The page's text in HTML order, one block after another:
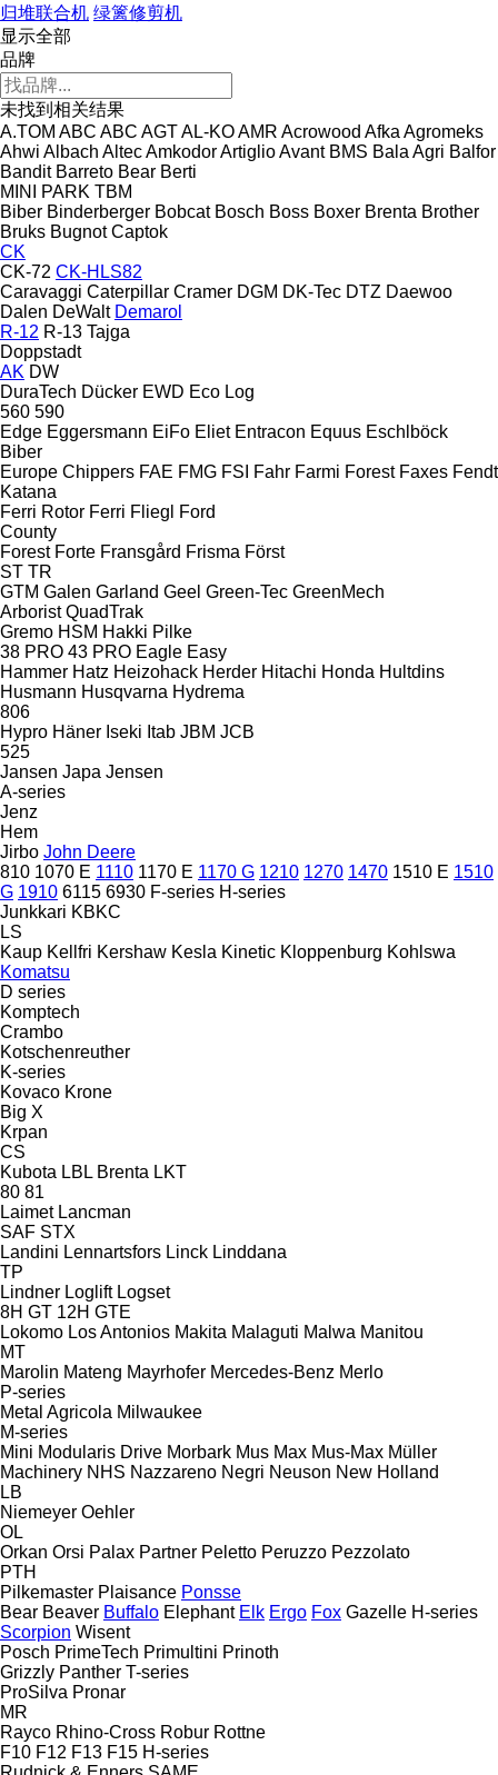
归堆联合机 绿篱修剪机
显示全部
品牌
未找到相关结果
A.TOM ABC ABC AGTAL-KOAMR Acrowood Afka Agromeks
Ahwi Albach AltecAmkodorArtiglioAvant BMS Bala Agri Balfor
Bandit Barreto Bear Berti
MINI
PARK TBM
Biber Binderberger Bobcat Bosch Boss Boxer Brenta Brother
Bruks Bugnot Captok
CK
CK-72 CK-HLS82
Caravaggi Caterpillar Cramer DGM DK-Tec DTZ Daewoo
Dalen DeWalt Demarol
R-12 R-13 Tajga
Doppstadt
AK DW
DuraTech Dücker EWD Eco Log
560 590
Edge Eggersmann EiFo Eliet Entracon Equus Eschlböck
Biber
Europe Chippers FAE FMG FSI Fahr Farmi Forest Faxes Fendt
Katana
Ferri Rotor Ferri Fliegl
Ford
County
Forest Forte Fransgård Frisma Först
ST TR
GTM Galen Garland Geel Green-Tec GreenMech
Arborist QuadTrak
Gremo HSM Hakki Pilke
38 PRO 43 PRO Eagle Easy
Hammer Hatz Heizohack Herder Hitachi Honda Hultdins
Husmann Husqvarna Hydrema
806
Hypro Häner Iseki Itab JBM JCB
525
Jansen Japa Jensen
A-series
Jenz
Hem
Jirbo John Deere
810 1070 E 1110 1170 E 1170 G 1210 1270 1470 1510 E 1510
G 1910 6115 6930 F-series H-series
Junkkari KBKC
LS
Kaup Kellfri Kershaw Kesla Kinetic Kloppenburg Kohlswa
Komatsu
D series
Komptech
Crambo
Kotschenreuther
K-series
Kovaco Krone
Big X
Krpan
CS
Kubota LBL Brenta LKT
80 81
Laimet Lancman
SAF STX
Landini Lennartsfors Linck Linddana
TP
Lindner Loglift Logset
8H GT 12H GTE
Lokomo Los Antonios Makita Malaguti Malwa Manitou
MT
Marolin Mateng Mayrhofer Mercedes-Benz Merlo
P-series
Metal Agricola Milwaukee
M-series
Mini Modularis Drive Morbark Mus Max Mus-Max Müller
Machinery NHS Nazzareno Negri Neuson New Holland
LB
Niemeyer Oehler
OL
Orkan Orsi Palax Partner Peletto Peruzzo Pezzolato
PTH
Pilkemaster Plaisance Ponsse
Bear Beaver Buffalo Elephant Elk Ergo Fox Gazelle H-series
Scorpion Wisent
Posch PrimeTech Primultini Prinoth
Grizzly Panther T-series
ProSilva Pronar
MR
Rayco Rhino-Cross Robur Rottne
F10 F12 F13 F15 H-series